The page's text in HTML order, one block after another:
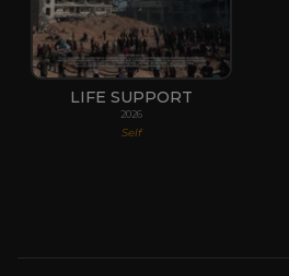
LIFE SUPPORT
2026
Self